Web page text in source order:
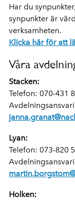
Har du
synpunkter är
verksamheten.
Klicka här för att
Våra
Stacken:
Telefon: 070-431
Lyan:
Telefon: 073-820
Holken: